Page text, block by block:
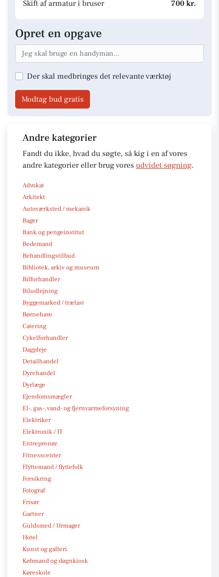
Skift af armatur i bruser 700 kr.
Opret en opgave
Der skal medbringes det relevante værktøj
Modtag bud gratis
Andre kategorier
Fandt du ikke, hvad du søgte, så kig i en af vores
andre kategorier eller brug vores udvidet søgning.
Advokat
Arkitekt
Autoværksted / mekanik
Bager
Bank og pengeinstitut
Bedemand
Behandlingstilbud
Bibliotek, arkiv og museum
Bilforhandler
Biludlejning
Byggemarked / trælast
Børnehave
Catering
Cykelforhandler
Dagpleje
Detailhandel
Dyrehandel
Dyrlæge
Ejendomsmægler
El-, gas-, vand- og fjernvarmeforsyning
Elektriker
Elektronik / IT
Entreprenør
Fitnesscenter
Flyttemand / flyttefolk
Forsikring
Fotograf
Frisør
Gartner
Guldsmed / Urmager
Hotel
Kunst og galleri
Købmand og døgnkiosk
Køreskole